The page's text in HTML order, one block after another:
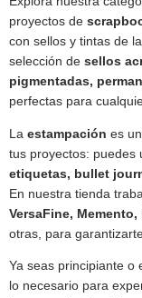
proyectos de
con sellos y tintas de
selección de sellos
pigmentadas,
perfectas para
La estampación es
tus proyectos: puedes
etiquetas, bullet
En nuestra tienda
VersaFine,
otras, para
Ya seas principiante o
lo necesario para